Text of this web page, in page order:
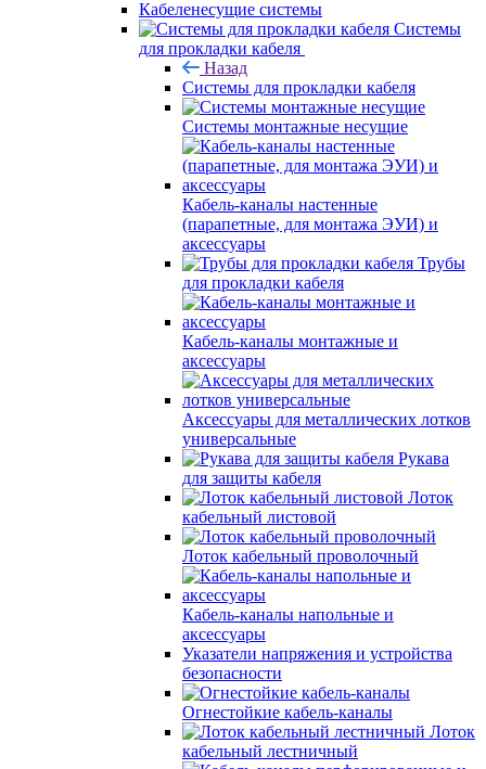
Кабеленесущие системы
Системы
для прокладки кабеля
Назад
Системы для прокладки кабеля
Системы монтажные несущие
Кабель-каналы настенные
(парапетные, для монтажа ЭУИ) и
аксессуары
Трубы
для прокладки кабеля
Кабель-каналы монтажные и
аксессуары
Аксессуары для металлических лотков
универсальные
Рукава
для защиты кабеля
Лоток
кабельный листовой
Лоток кабельный проволочный
Кабель-каналы напольные и
аксессуары
Указатели напряжения и устройства
безопасности
Огнестойкие кабель-каналы
Лоток
кабельный лестничный